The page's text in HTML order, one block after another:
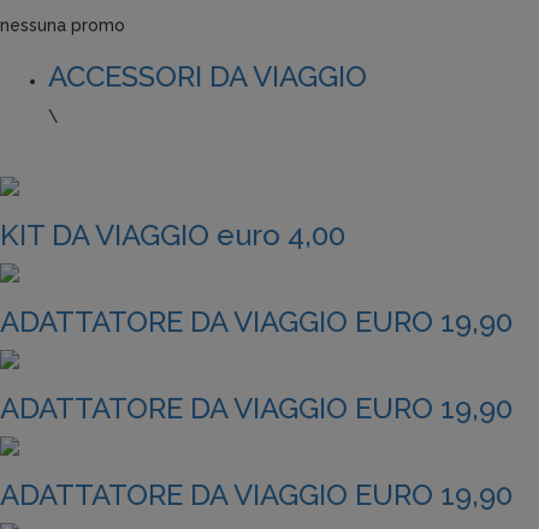
nessuna promo
ACCESSORI DA VIAGGIO
\
KIT DA VIAGGIO euro 4,00
ADATTATORE DA VIAGGIO EURO 19,90
ADATTATORE DA VIAGGIO EURO 19,90
ADATTATORE DA VIAGGIO EURO 19,90